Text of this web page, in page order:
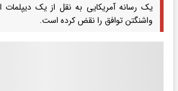
یک رسانه آمریکایی به نقل از یک دیپلمات
واشنگتن توافق را نقض کرده است.